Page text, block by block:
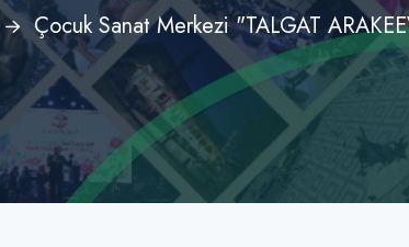
Çocuk Sanat Merkezi "TALGAT